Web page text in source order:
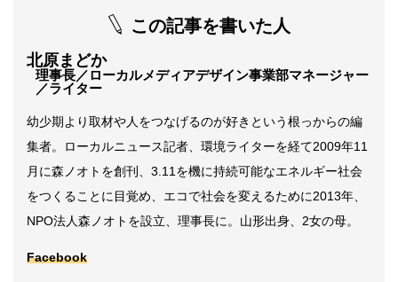
この記事を書いた人
北原まどか
理事長／ローカルメディアデザイン事業部マネージャー
／ライター
幼少期より取材や人をつなげるのが好きという根っからの編
集者。ローカルニュース記者、環境ライターを経て2009年11
月に森ノオトを創刊、3.11を機に持続可能なエネルギー社会
をつくることに目覚め、エコで社会を変えるために2013年、
NPO法人森ノオトを設立、理事長に。山形出身、2女の母。
Facebook